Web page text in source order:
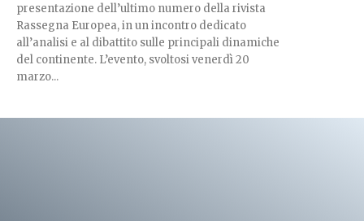
presentazione dell’ultimo numero della rivista
Rassegna Europea, in un incontro dedicato
all’analisi e al dibattito sulle principali dinamiche
del continente. L’evento, svoltosi venerdì 20
marzo...